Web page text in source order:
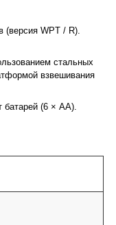
(версия WPT / R).
стальных
взвешивания
батарей (6 × AA).